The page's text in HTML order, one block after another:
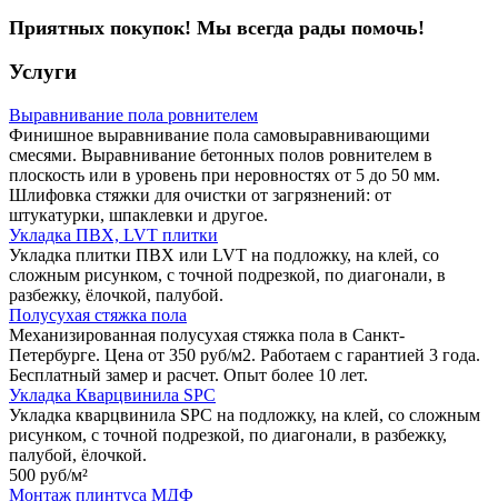
Приятных покупок! Мы всегда рады помочь!
Услуги
Выравнивание пола ровнителем
Финишное выравнивание пола самовыравнивающими
смесями. Выравнивание бетонных полов ровнителем в
плоскость или в уровень при неровностях от 5 до 50 мм.
Шлифовка стяжки для очистки от загрязнений: от
штукатурки, шпаклевки и другое.
Укладка ПВХ, LVT плитки
Укладка плитки ПВХ или LVT на подложку, на клей, со
сложным рисунком, с точной подрезкой, по диагонали, в
разбежку, ёлочкой, палубой.
Полусухая стяжка пола
Механизированная полусухая стяжка пола в Санкт-
Петербурге. Цена от 350 руб/м2. Работаем с гарантией 3 года.
Бесплатный замер и расчет. Опыт более 10 лет.
Укладка Кварцвинила SPC
Укладка кварцвинила SPC на подложку, на клей, со сложным
рисунком, с точной подрезкой, по диагонали, в разбежку,
палубой, ёлочкой.
500 руб/м²
Монтаж плинтуса МДФ